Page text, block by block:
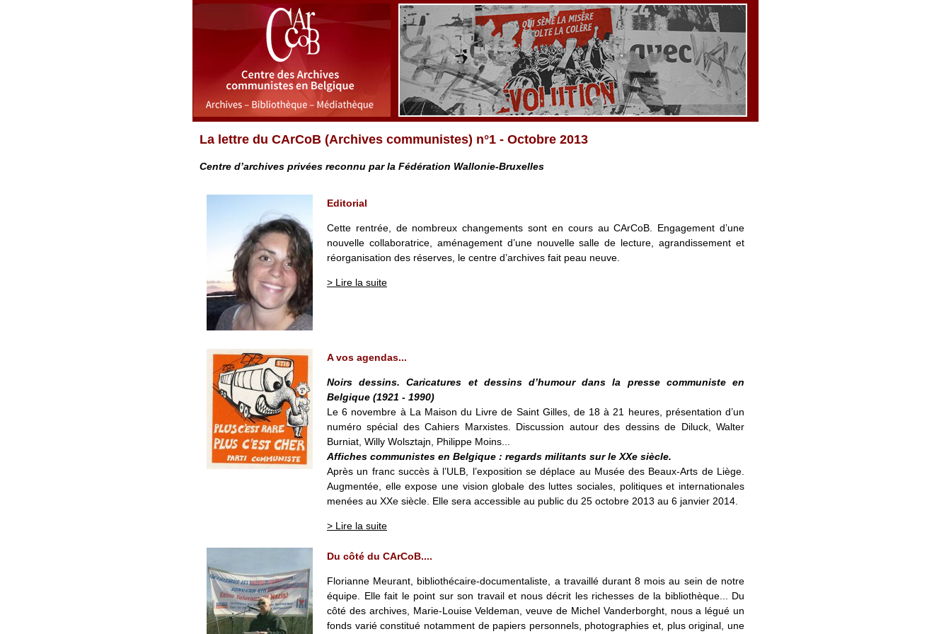
La lettre du CArCoB (Archives communistes) n°1 - Octobre 2013
Centre d’archives privées reconnu par la Fédération Wallonie-Bruxelles
Editorial
Cette rentrée, de nombreux changements sont en cours au CArCoB. Engagement d’une
nouvelle collaboratrice, aménagement d’une nouvelle salle de lecture, agrandissement et
réorganisation des réserves, le centre d’archives fait peau neuve.
> Lire la suite
A vos agendas...
Noirs dessins. Caricatures et dessins d’humour dans la presse communiste en
Belgique (1921 - 1990)
Le 6 novembre à La Maison du Livre de Saint Gilles, de 18 à 21 heures, présentation d’un
numéro spécial des Cahiers Marxistes. Discussion autour des dessins de Diluck, Walter
Burniat, Willy Wolsztajn, Philippe Moins...
Affiches communistes en Belgique : regards militants sur le XXe siècle.
Après un franc succès à l’ULB, l’exposition se déplace au Musée des Beaux-Arts de Liège.
Augmentée, elle expose une vision globale des luttes sociales, politiques et internationales
menées au XXe siècle. Elle sera accessible au public du 25 octobre 2013 au 6 janvier 2014.
> Lire la suite
Du côté du CArCoB....
Florianne Meurant, bibliothécaire-documentaliste, a travaillé durant 8 mois au sein de notre
équipe. Elle fait le point sur son travail et nous décrit les richesses de la bibliothèque... Du
côté des archives, Marie-Louise Veldeman, veuve de Michel Vanderborght, nous a légué un
fonds varié constitué notamment de papiers personnels, photographies et, plus original, une